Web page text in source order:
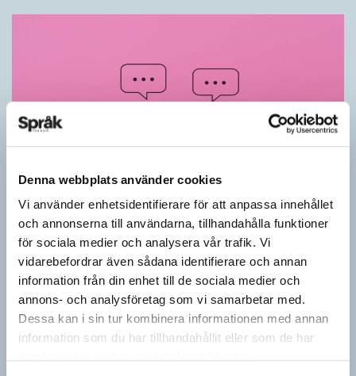
Denna webbplats använder cookies
Vi använder enhetsidentifierare för att anpassa innehållet
och annonserna till användarna, tillhandahålla funktioner
för sociala medier och analysera vår trafik. Vi
vidarebefordrar även sådana identifierare och annan
information från din enhet till de sociala medier och
annons- och analysföretag som vi samarbetar med.
Dessa kan i sin tur kombinera informationen med annan
information som du har tillhandahållit eller som de har
Känner du till orden från SAOL? (Kviss
#625)
KVISS
Vet du vad dom här tolv svenska orden betyder? Dom rätta
svaren kommer från Svenska Akademiens ordlista.